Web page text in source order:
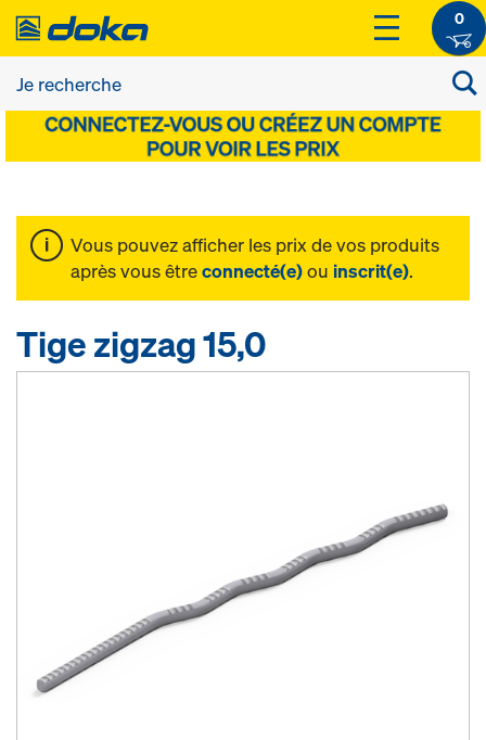
0
Vous pouvez afficher les prix de vos produits
après vous êtreconnecté(e)ou inscrit(e).
Tige zigzag 15,0